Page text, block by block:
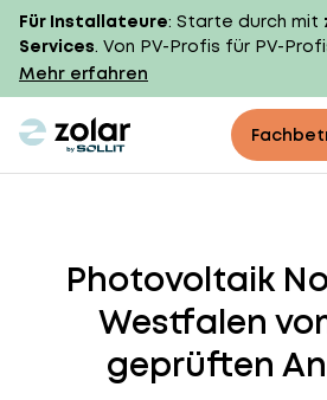
Für Installateure: Starte durch mit
Services. Von PV-Profis für PV-
Mehr erfahren
zolar logo
Photovoltaik
Westfalen
geprüften